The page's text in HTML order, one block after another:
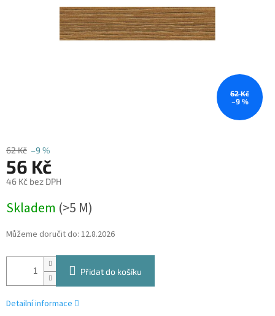
62 Kč
–9 %
62 Kč –9 %
56 Kč
46 Kč bez DPH
cena:
Skladem (>5 M)
Můžeme doručit do: 12.8.2026
Přidat do košíku
Detailní informace